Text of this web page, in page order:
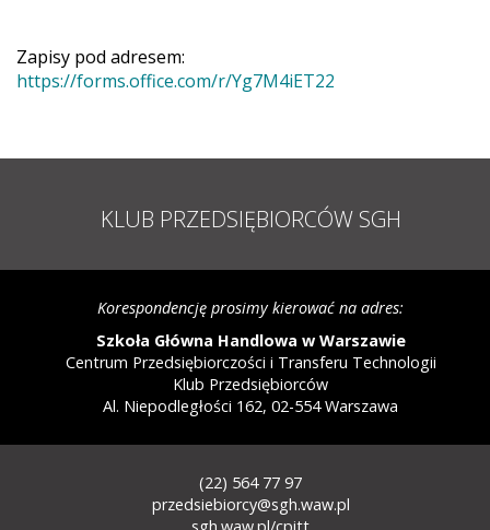
Zapisy pod adresem:
https://forms.office.com/r/Yg7M4iET22
KLUB PRZEDSIĘBIORCÓW SGH
Korespondencję prosimy kierować na adres:
Szkoła Główna Handlowa w Warszawie
Centrum Przedsiębiorczości i Transferu Technologii
Klub Przedsiębiorców
Al. Niepodległości 162, 02-554 Warszawa
(22) 564 77 97
przedsiebiorcy@sgh.waw.pl